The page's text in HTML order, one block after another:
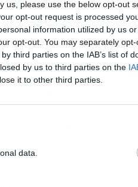
us, please use the below opt-out
opt-out request is processed
information utilized by us
opt-out. You may separately
third parties on the IAB’s list of
by us to third parties on the
it to other third parties.
data.
hace algún
que al principio no
quedaron
de sus conciertos,
canción 'Vogue'.
de la
esperaba
aclamada por el